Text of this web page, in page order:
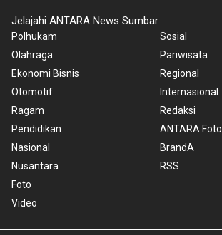
Jelajahi ANTARA News Sumbar
Polhukam
Olahraga
Ekonomi Bisnis
Otomotif
Ragam
Pendidikan
Nasional
Nusantara
Foto
Video
Sosial
Pariwisata
Regional
Internasional
Redaksi
ANTARA Foto
BrandA
RSS